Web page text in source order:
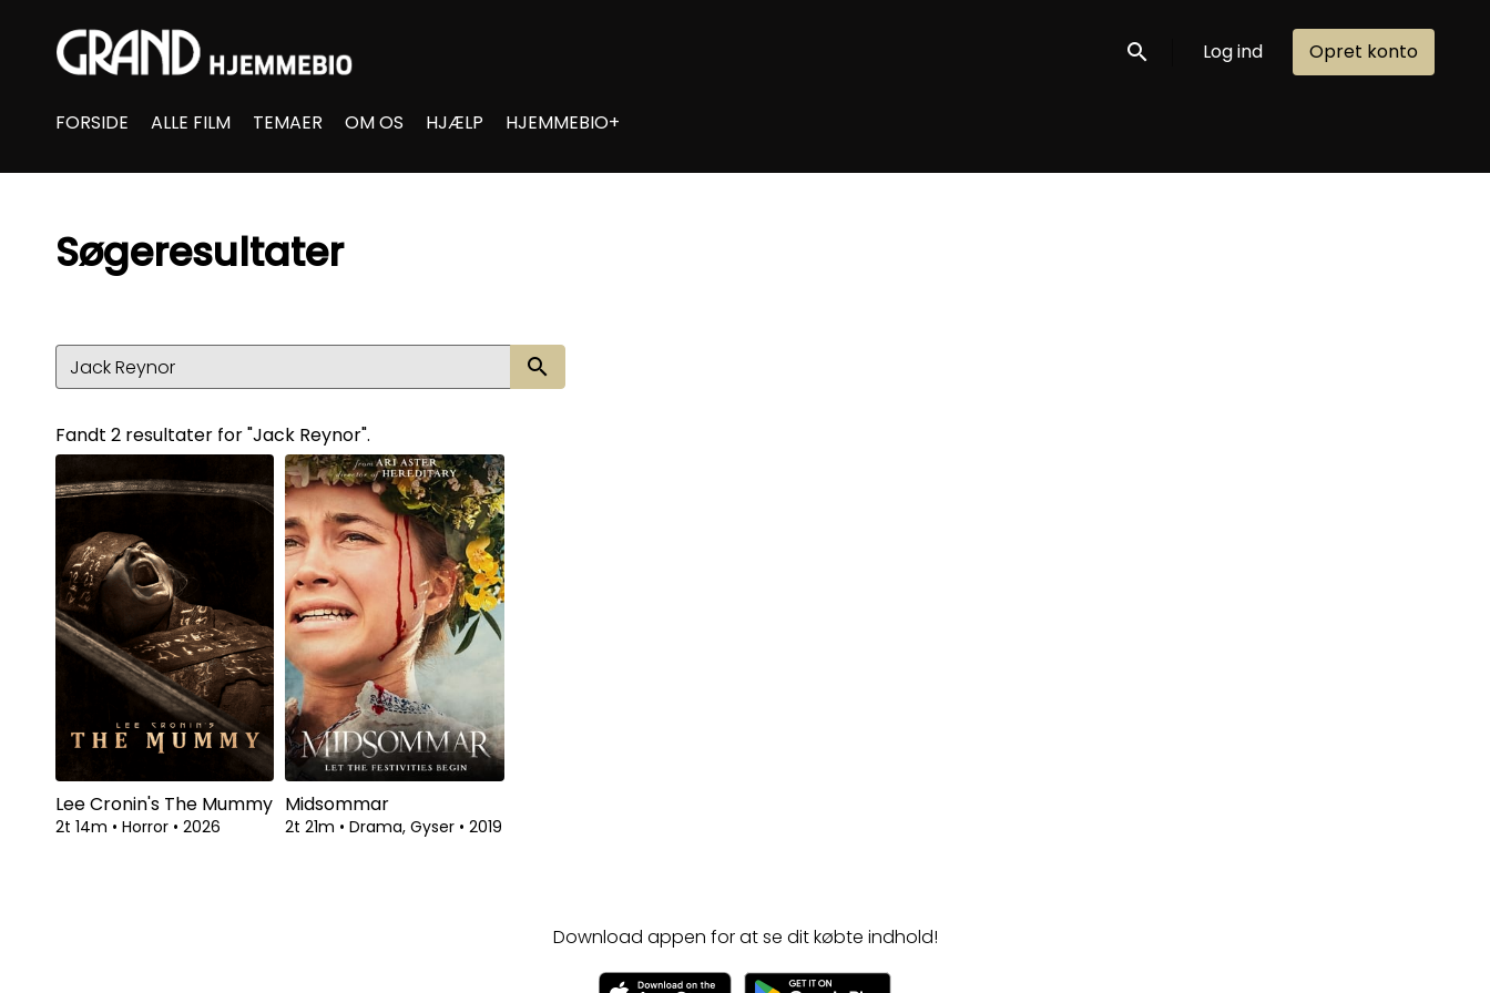
Accessibility Links
Søg nu Log ind Opret konto
FORSIDE ALLE FILM TEMAER OM OS HJÆLP HJEMMEBIO+
Søgeresultater
Søg nu
Fandt 2 resultater for "Jack Reynor".
Lee Cronin's The Mummy
2t 14m • Horror • 2026
Midsommar
2t 21m • Drama, Gyser • 2019
Download appen for at se dit købte indhold!